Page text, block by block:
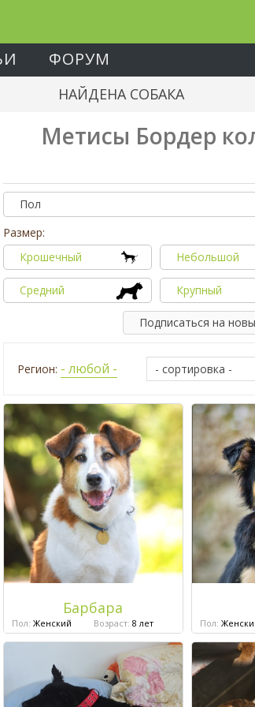
ФОРУМ
НАЙДЕНА СОБАКА
Метисы Бордер
Пол
Размер:
Крошечный
Небольшой
Средний Крупный
Подписаться на
Регион: - любой -
Барбара
Пол: Женский Возраст: 8 лет Пол: